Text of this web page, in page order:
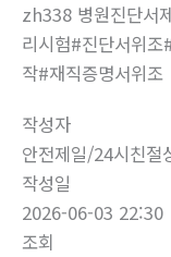
zh338 병원진단서
리시험#진단서위조
작#재직증명서위조
작성자
안전제일/24시친절
작성일
2026-06-03 22:30
조회